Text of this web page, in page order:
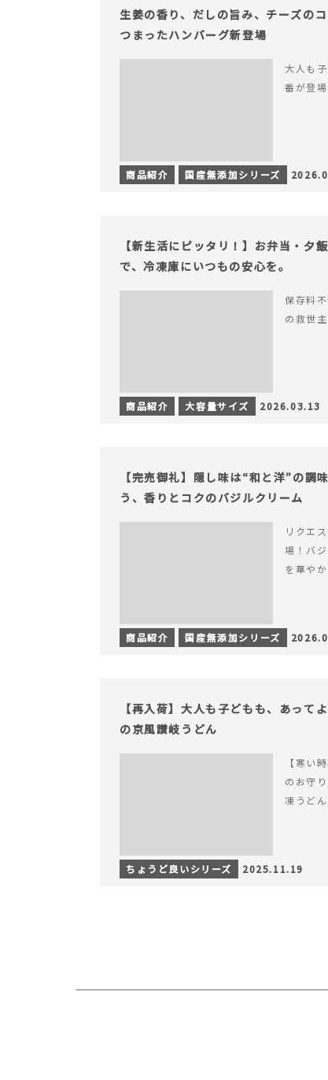
生姜の香り、だしの旨み、チーズの
つまったハンバーグ新登場
大人も
番が登
商品紹介 国産無添加シリーズ
【新生活にピッタリ！】お弁当・夕
で、冷凍庫にいつもの安心を。
保存料
の救世主
商品紹介 大容量サイズ 2026.03.13
【完売御礼】隠し味は“和と洋”の調
う、香りとコクのバジルクリーム
リクエ
場！バ
を華や
商品紹介 国産無添加シリーズ
【再入荷】大人も子どもも、あって
の京風讃岐うどん
【寒い
のお守
凍うど
ちょうど良いシリーズ 2025.11.19